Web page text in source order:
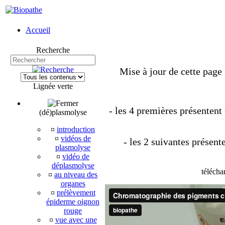
Accueil
Recherche
Lignée verte
(dé)plasmolyse
¤ introduction
¤ vidéos de
plasmolyse
¤ vidéo de
déplasmolyse
¤ au niveau des
organes
¤ prélèvement
épiderme oignon
rouge
¤ vue avec une
Mise à jour de cette
- les 4 premières
- les 2 suivantes